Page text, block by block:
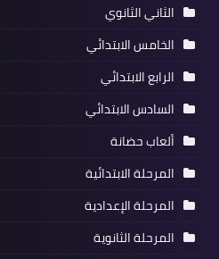
الثاني الثانوي
الخامس الابتدائي
الرابع الابتدائي
السادس الابتدائي
ألعاب حضانة
المرحلة الابتدائية
المرحلة الإعدادية
المرحلة الثانوية